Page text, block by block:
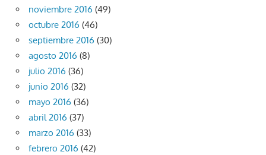
noviembre 2016 (49)
octubre 2016 (46)
septiembre 2016 (30)
agosto 2016 (8)
julio 2016 (36)
junio 2016 (32)
mayo 2016 (36)
abril 2016 (37)
marzo 2016 (33)
febrero 2016 (42)